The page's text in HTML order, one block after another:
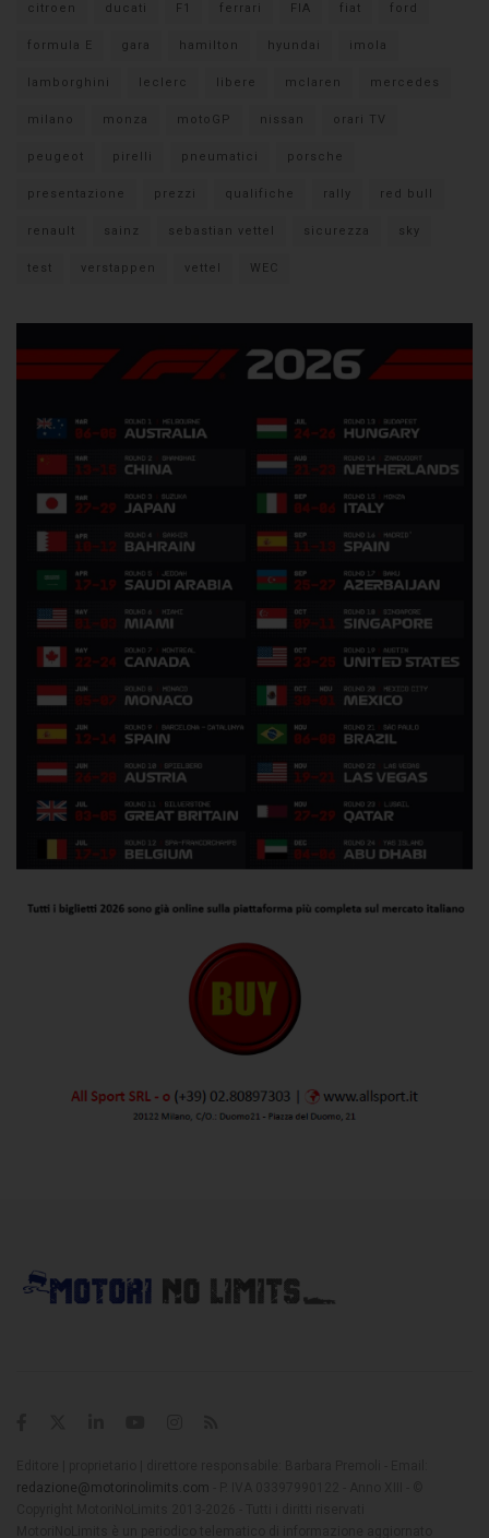
citroen ducati F1 ferrari FIA fiat ford
formula E gara hamilton hyundai imola
lamborghini leclerc libere mclaren mercedes
milano monza motoGP nissan orari TV
peugeot pirelli pneumatici porsche
presentazione prezzi qualifiche rally red bull
renault sainz sebastian vettel sicurezza sky
test verstappen vettel WEC
redazione@motorinolimits.com